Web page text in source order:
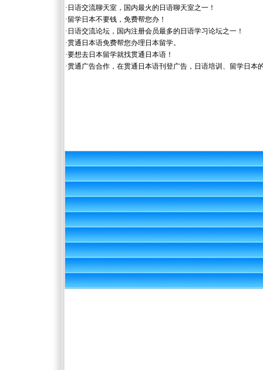
· 日语交流聊天室，国内最火的日语聊天室之一！
·留学日本不要钱，免费帮您办！
· 日语交流论坛，国内注册会员最多的日语学习论坛之一！
·贯通日本语免费帮您办理日本留学。
·要想去日本留学就找贯通日本语！
·贯通广告合作，在贯通日本语刊登广告，日语培训、留学日本